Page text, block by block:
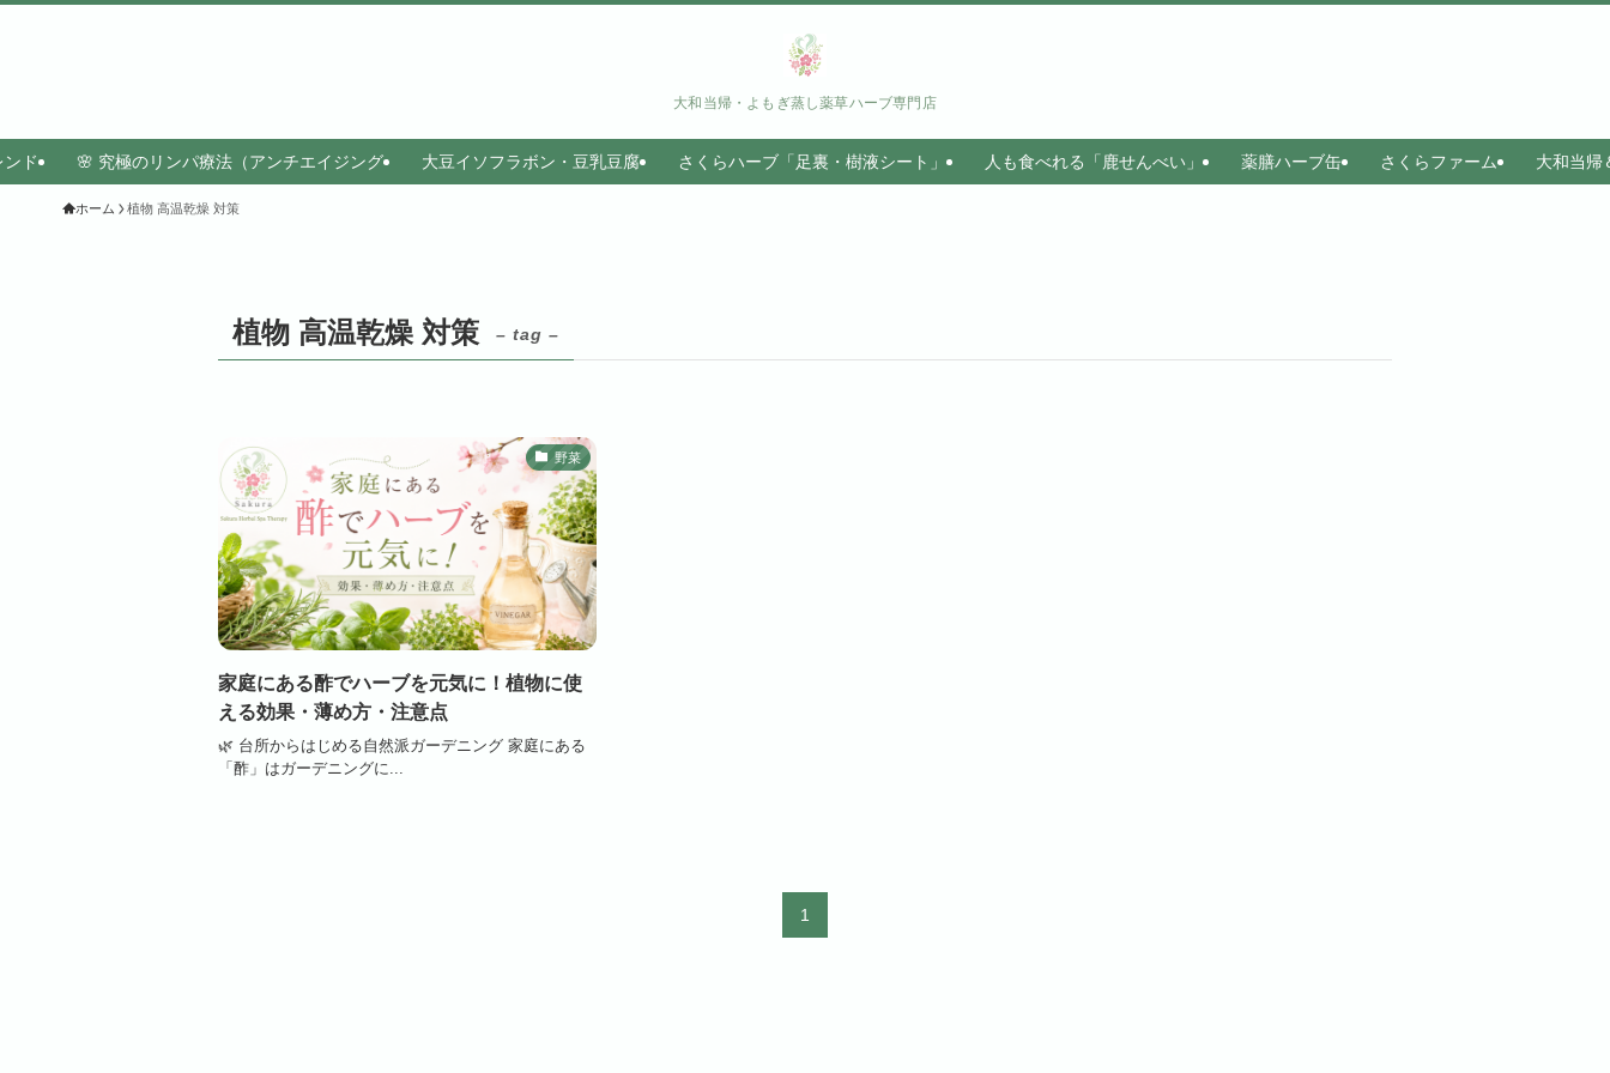
大和当帰・よもぎ蒸し薬草ハーブ専門店
ド 🌸 究極のリンパ療法（アンチエイジング 大豆イソフラボン・豆乳豆腐 さくらハーブ「足裏・樹液シート」 人も食べれる「鹿せんべい」 薬膳ハーブ缶 さくらファーム 大和当帰
ホーム 植物 高温乾燥 対策
植物 高温乾燥 対策 – tag –
野菜
家庭にある酢でハーブを元気に！植物に使
える効果・薄め方・注意点
🌿 台所からはじめる自然派ガーデニング 家庭にある
「酢」はガーデニングに...
1